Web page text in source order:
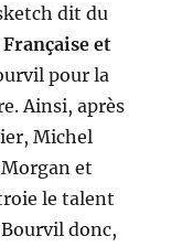
dit du
Française et
pour la
Ainsi, après
Michel
et
le talent
donc,